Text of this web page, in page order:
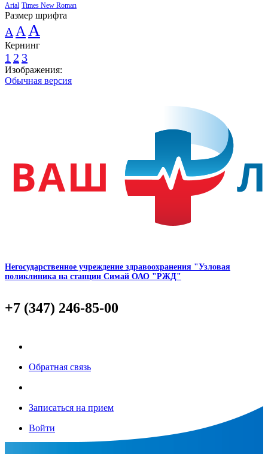
Arial Times New Roman
Размер шрифта
A AA
Кернинг
1 2 3
Изображения:
Обычная версия
Негосударственное учреждение здравоохранения "Узловая
поликлиника на станции Симай ОАО "РЖД"
+7 (347) 246-85-00
Обратная связь
Записаться на прием
Войти